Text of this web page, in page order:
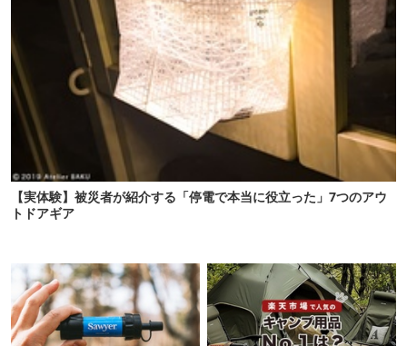
【実体験】被災者が紹介する「停電で本当に役立った」7つのアウ
トドアギア